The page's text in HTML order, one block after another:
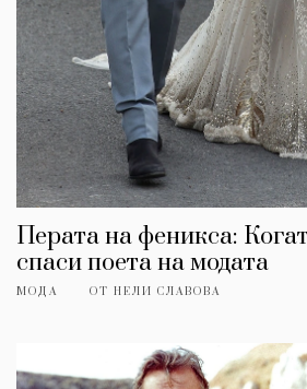
Перата на феникса:
спаси поета на модата
МОДА ОТ НЕЛИ СЛАВОВА